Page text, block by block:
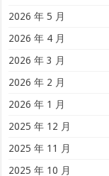
2026 年 5 月
2026 年 4 月
2026 年 3 月
2026 年 2 月
2026 年 1 月
2025 年 12 月
2025 年 11 月
2025 年 10 月